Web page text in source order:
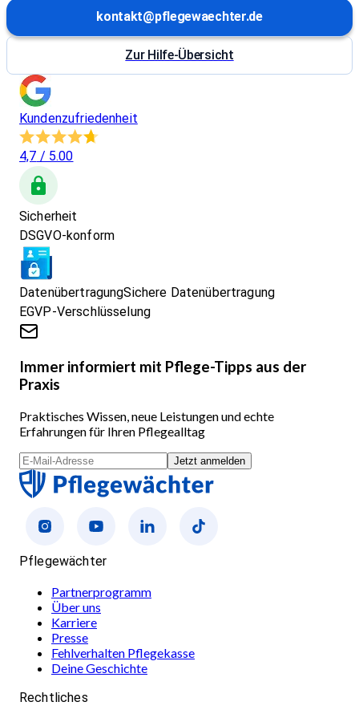
kontakt@pflegewaechter.de
Zur Hilfe-Übersicht
Kundenzufriedenheit
4,7 / 5.00
Sicherheit
DSGVO-konform
DatenübertragungSichere Datenübertragung
EGVP-Verschlüsselung
Immer informiert mit Pflege-Tipps aus der
Praxis
Praktisches Wissen, neue Leistungen und echte
Erfahrungen für Ihren Pflegealltag
Jetzt anmelden
Pflegewächter
Partnerprogramm
Über uns
Karriere
Presse
Fehlverhalten Pflegekasse
Deine Geschichte
Rechtliches